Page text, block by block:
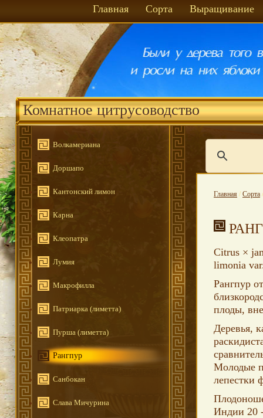
Главная Сорта Выращивание
Комнатное цитрусоводство
Волкамериана
Доршапо
Кантонский лимон
Карна
Клеопатра
Лумия
Макрофилла
Патриарка (лиметта)
Пурша (лиметта)
Рангпур
Санбокан
Слава Мичурина
Главная / Сорта
Citrus ×
limonia
Рангпур
плоды,
Деревья,
Молодые
лепестки
Индии 20 -